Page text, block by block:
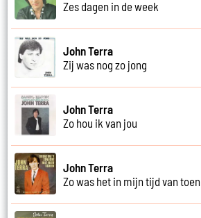
Zes dagen in de week
John Terra
Zij was nog zo jong
John Terra
Zo hou ik van jou
John Terra
Zo was het in mijn tijd van toen